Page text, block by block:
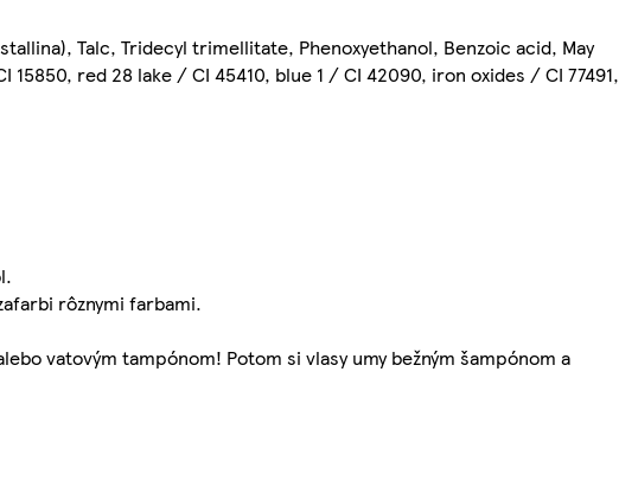
Talc, Tridecyl trimellitate, Phenoxyethanol, Benzoic acid, May
red 28 lake / CI 45410, blue 1 / CI 42090, iron oxides / CI 77491,
rôznymi farbami.
vatovým tampónom! Potom si vlasy umy bežným šampónom a